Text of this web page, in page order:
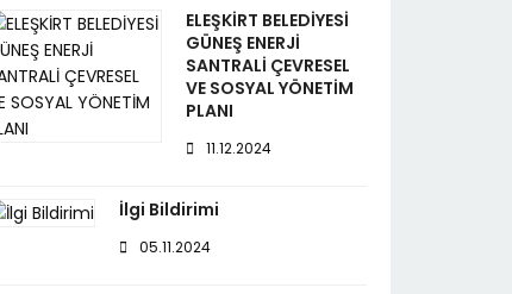
ELEŞKİRT BELEDİYESİ
GÜNEŞ ENERJİ
SANTRALİ ÇEVRESEL
VE SOSYAL YÖNETİM
PLANI
11.12.2024
İlgi Bildirimi
05.11.2024